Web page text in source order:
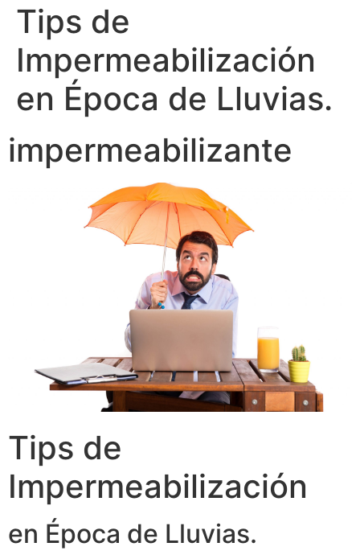
Tips de
Impermeabilización
en Época de Lluvias.
impermeabilizante
Tips de
Impermeabilización
en Época de Lluvias.